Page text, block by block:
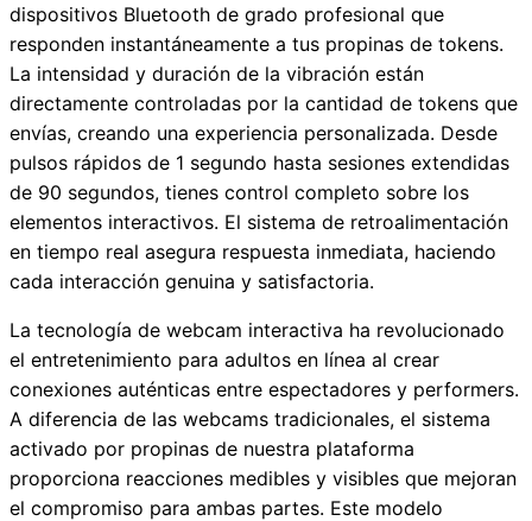
dispositivos Bluetooth de grado profesional que
responden instantáneamente a tus propinas de tokens.
La intensidad y duración de la vibración están
directamente controladas por la cantidad de tokens que
envías, creando una experiencia personalizada. Desde
pulsos rápidos de 1 segundo hasta sesiones extendidas
de 90 segundos, tienes control completo sobre los
elementos interactivos. El sistema de retroalimentación
en tiempo real asegura respuesta inmediata, haciendo
cada interacción genuina y satisfactoria.
La tecnología de webcam interactiva ha revolucionado
el entretenimiento para adultos en línea al crear
conexiones auténticas entre espectadores y performers.
A diferencia de las webcams tradicionales, el sistema
activado por propinas de nuestra plataforma
proporciona reacciones medibles y visibles que mejoran
el compromiso para ambas partes. Este modelo